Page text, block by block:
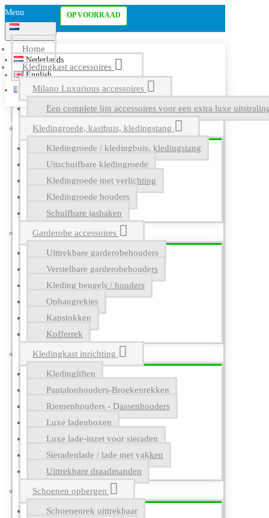
Menu
Nederlands
Nederlands
English
Français
Home
Kledingkast accessoires
Milano Luxurious accessoires
Een complete lijn accessoires voor een extra luxe
Kledingroede, kastbuis, kledingstang
Kledingroede / kledingbuis, kledingstang
Uitschuifbare kledingroede
Kledingroede met verlichting
Kledingroede houders
Schuifbare jashaken
Garderobe accessoires
Uittrekbare garderobehouders
Verstelbare garderobehouders
Kleding beugels / houders
Ophangrekjes
Kapstokken
Kofferrek
Kledingkast inrichting
Kledingliften
Pantalonhouders-Broekenrekken
Riemenhouders - Dassenhouders
Luxe ladenboxen
Luxe lade-inzet voor sieraden
Sieradenlade / lade met vakken
Uittrekbare draadmanden
Schoenen opbergen
Schoenenrek uittrekbaar
OP VOORRAAD